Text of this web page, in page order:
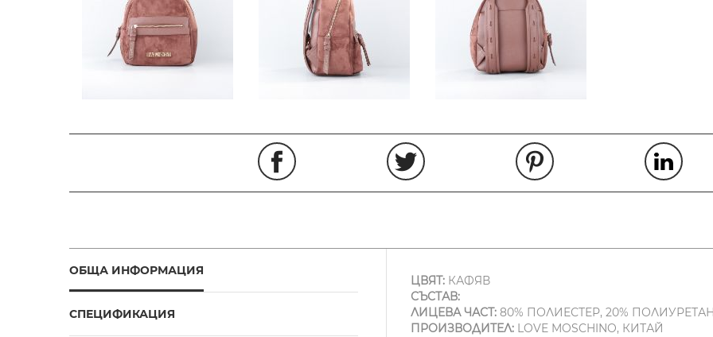
ОБЩА ИНФОРМАЦИЯ
СПЕЦИФИКАЦИЯ
ЦВЯТ:КАФЯВ
СЪСТАВ:
ЛИЦЕВА ЧАСТ:80% ПОЛИЕСТЕР, 20%
ПРОИЗВОДИТЕЛ:LOVE MOSCHINO, КИТАЙ